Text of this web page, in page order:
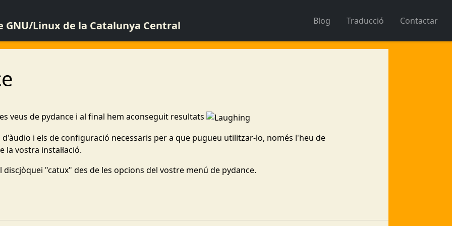
GNU/Linux de la Catalunya Central Blog Traducció Contactar
veus de pydance i al final hem aconseguit resultats
i els de configuració necessaris per a que pugueu utilitzar-lo, només l'heu de
vostra instal·lació.
"catux" des de les opcions del vostre menú de pydance.